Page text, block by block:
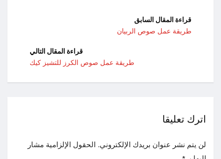
قراءة المقال السابق
طريقة عمل صوص الربيان
قراءة المقال التالي
طريقة عمل صوص الكرز للتشيز كيك
اترك تعليقا
لن يتم نشر عنوان بريدك الإلكتروني. الحقول الإلزامية مشار